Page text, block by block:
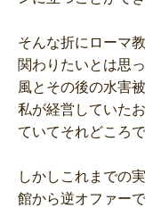
そんな折にローマ
関わりたいとは思
風とその後の水害
私が経営していた
ていてそれどころ
しかしこれまでの
館から逆オファー